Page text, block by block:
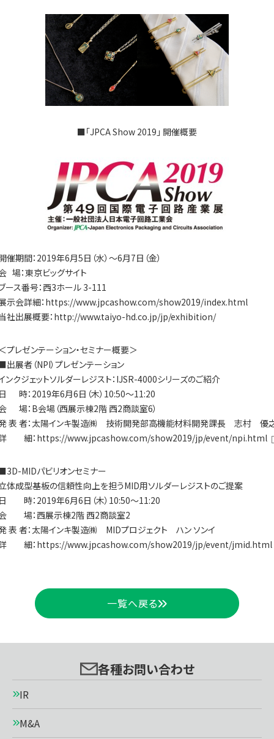
■「JPCA Show 2019」 開催概要
期間：2019年6月5日（水）～6月7日（金）
：東京ビッグサイト
ス番号：西3ホール 3-111
会詳細： https://www.jpcashow.com/show2019/index.html
出展概要： http://www.taiyo-hd.co.jp/jp/exhibition/
レゼンテーション・セミナー概要＞
展者（NPI）プレゼンテーション
クジェットソルダーレジスト：IJSR-4000シリーズのご紹介
：2019年6月6日（木）10:50～11:20
：B会場（西展示棟2階 西2商談室6）
者：太陽インキ製造㈱ 技術開発部高機能材料開発課長 志村 優
細： https://www.jpcashow.com/show2019/jp/event/npi.html
MIDパビリオンセミナー
成型基板の信頼性向上を担うMID用ソルダーレジストのご提案
：2019年6月6日（木）10:50～11:20
場：西展示棟2階 西2商談室2
者：太陽インキ製造㈱ MIDプロジェクト ハン ソンイ
細： https://www.jpcashow.com/show2019/jp/event/jmid.html
一覧へ戻る
各種お問い合わせ
IR
M&A